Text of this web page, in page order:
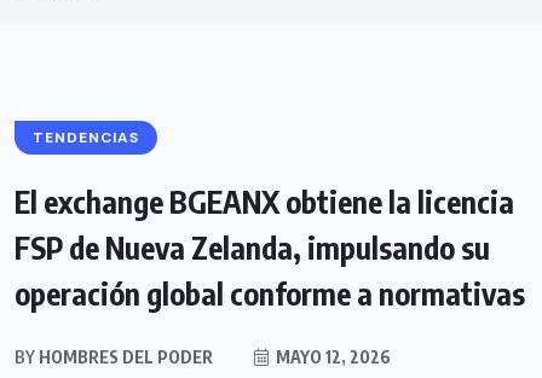
TENDENCIAS
El exchange BGEANX obtiene la licencia
FSP de Nueva Zelanda, impulsando su
operación global conforme a normativas
BY HOMBRES DEL PODER
MAYO 12, 2026